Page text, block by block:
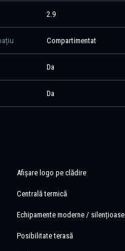
2.9
Compartimentat
Da
Da
Afișare logo pe clădire
Centrală termică
Echipamente moderne / silențioase
Posibilitate terasă